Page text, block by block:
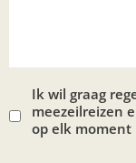
Ik wil graag
meezeilreizen
op elk moment